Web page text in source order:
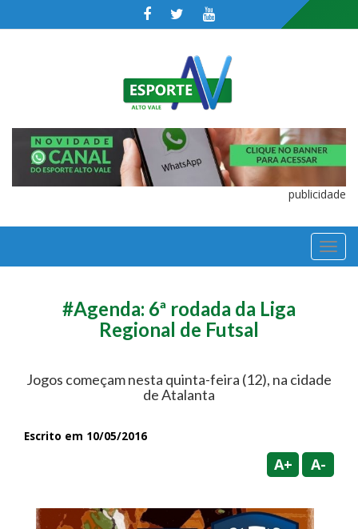
publicidade
#Agenda: 6ª rodada da Liga
Regional de Futsal
Jogos começam nesta quinta-feira (12), na cidade
de Atalanta
Escrito em 10/05/2016
A+ A-